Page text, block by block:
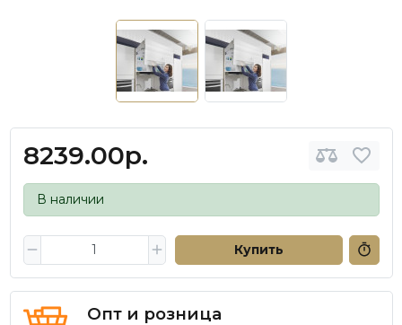
8239.00р.
В наличии
Купить
Опт и розница